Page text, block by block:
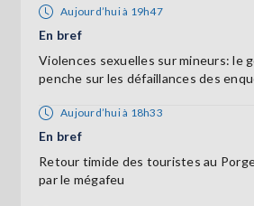
Aujourd’hui à 19h47
En bref
Violences sexuelles sur mineurs: le
penche sur les défaillances des
Aujourd’hui à 18h33
En bref
Retour timide des touristes au
par le mégafeu